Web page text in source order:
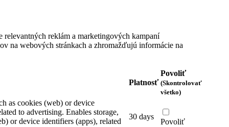
reklám a marketingových kampaní
na webových stránkach a zhromažďujú informácie na
Platnosť
Povoliť
(Skontrolovať
všetko)
as cookies (web) or device
to advertising. Enables storage,
or device identifiers (apps), related
30 days
Povoliť